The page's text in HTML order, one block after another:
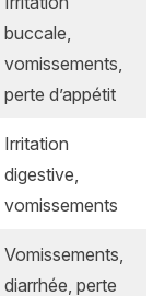
buccale,
vomissements,
perte d’appétit
Irritation
digestive,
vomissements
Vomissements,
diarrhée, perte